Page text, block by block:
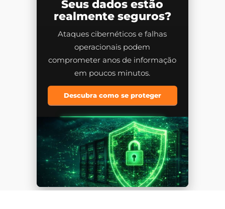
Seus dados estão
realmente seguros?
Ataques cibernéticos e falhas
operacionais podem
comprometer anos de informação
em poucos minutos.
Descubra como se proteger